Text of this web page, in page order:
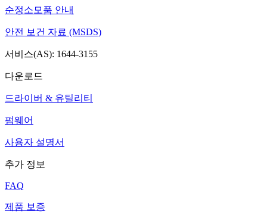
순정소모품 안내
안전 보건 자료 (MSDS)
서비스(AS): 1644-3155
다운로드
드라이버 & 유틸리티
펌웨어
사용자 설명서
추가 정보
FAQ
제품 보증